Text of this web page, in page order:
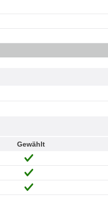
Gewählt